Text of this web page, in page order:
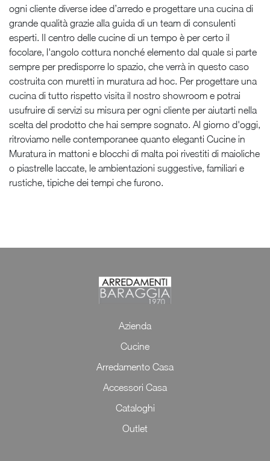
ogni cliente diverse idee d’arredo e progettare una cucina di
grande qualità grazie alla guida di un team di consulenti
esperti. Il centro delle cucine di un tempo è per certo il
focolare, l'angolo cottura nonché elemento dal quale si parte
sempre per predisporre lo spazio, che verrà in questo caso
costruita con muretti in muratura ad hoc. Per progettare una
cucina di tutto rispetto visita il nostro showroom e potrai
usufruire di servizi su misura per ogni cliente per aiutarti nella
scelta del prodotto che hai sempre sognato. Al giorno d'oggi,
ritroviamo nelle contemporanee quanto eleganti Cucine in
Muratura in mattoni e blocchi di malta poi rivestiti di maioliche
o piastrelle laccate, le ambientazioni suggestive, familiari e
rustiche, tipiche dei tempi che furono.
Azienda
Cucine
Arredamento Casa
Accessori Casa
Cataloghi
Outlet